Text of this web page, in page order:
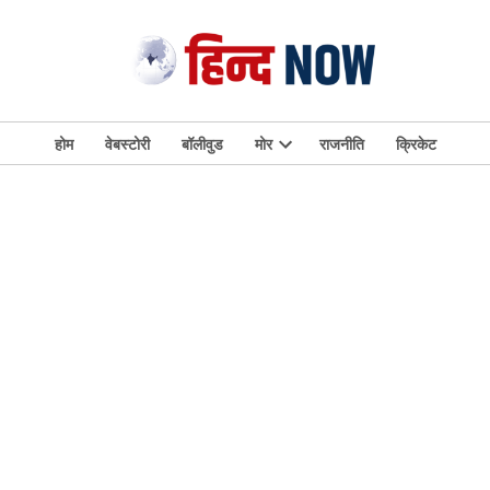
होम वेबस्टोरी बॉलीवुड मोर
Open
राजनीति क्रिकेट